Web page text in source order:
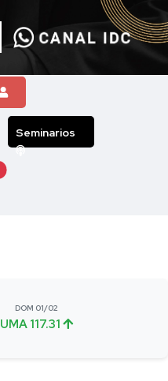
Seminarios
DOM 01/02
UMA 117.31